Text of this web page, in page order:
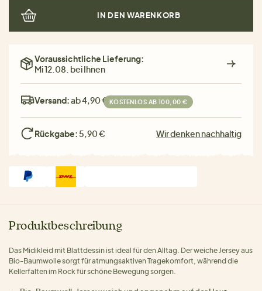
IN DEN WARENKORB
Voraussichtliche Lieferung:
Mi 12.08. bei Ihnen
Versand:ab 4,90 € KOSTENLOS AB 100,00 €
Rückgabe: 5,90 € Wir denken nachhaltig
Produktbeschreibung
Das Midikleid mit Blattdessin ist ideal für den Alltag. Der weiche Jersey aus
Bio-Baumwolle sorgt für atmungsaktiven Tragekomfort, während die
Kellerfalten im Rock für schöne Bewegung sorgen.